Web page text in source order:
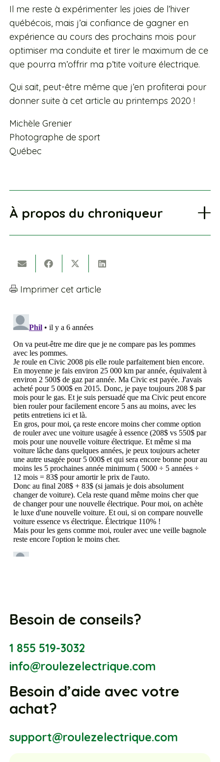
Il me reste à expérimenter les joies de l’hiver
québécois, mais j’ai confiance de gagner en
expérience au cours des prochains mois pour
optimiser ma conduite et tirer le maximum de ce
que pourra m’offrir ma p’tite voiture électrique.
Qui sait, peut-être même que j’en profiterai pour
donner suite à cet article au printemps 2020 !
Michèle Grenier
Photographe de sport
Québec
À propos du chroniqueur
Imprimer cet article
Besoin de conseils?
1 855 519-3032
info@roulezelectrique.com
Besoin d’aide avec votre
achat?
support@roulezelectrique.com